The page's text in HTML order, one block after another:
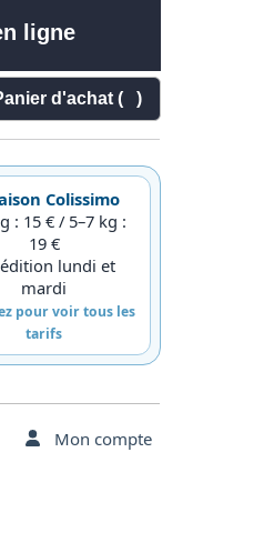
ligne
d'achat ( )
Colissimo
: 15 € / 5–7 kg :
19 €
lundi et
mardi
pour voir tous les
tarifs
Mon compte